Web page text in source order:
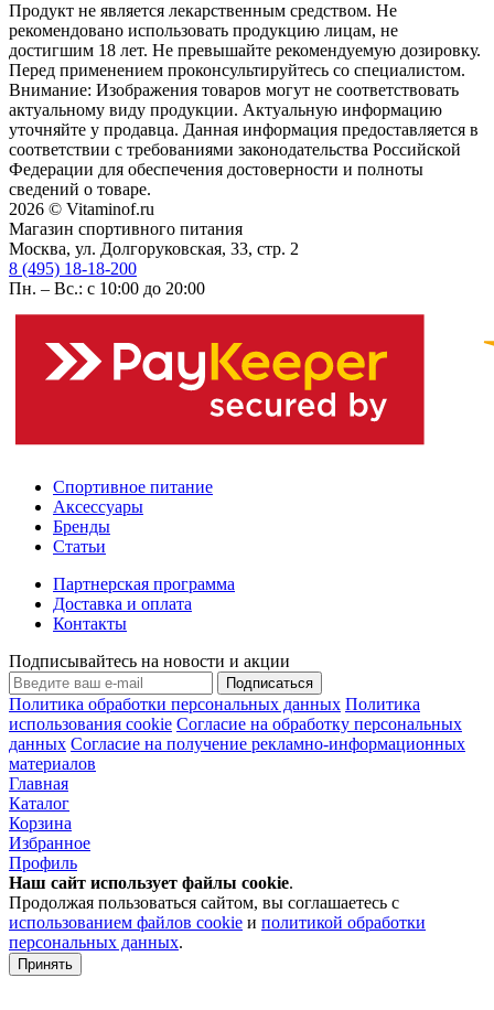
Продукт не является лекарственным средством. Не
рекомендовано использовать продукцию лицам, не
достигшим 18 лет. Не превышайте рекомендуемую дозировку.
Перед применением проконсультируйтесь со специалистом.
Внимание: Изображения товаров могут не соответствовать
актуальному виду продукции. Актуальную информацию
уточняйте у продавца. Данная информация предоставляется в
соответствии с требованиями законодательства Российской
Федерации для обеспечения достоверности и полноты
сведений о товаре.
2026 © Vitaminof.ru
Магазин спортивного питания
Москва, ул. Долгоруковская, 33, стр. 2
8 (495) 18-18-200
Пн. – Вс.: с 10:00 до 20:00
Спортивное питание
Аксессуары
Бренды
Статьи
Партнерская программа
Доставка и оплата
Контакты
Подписывайтесь на новости и акции
Подписаться
Политика обработки персональных данных Политика
использования cookie Согласие на обработку персональных
данных Согласие на получение рекламно-информационных
материалов
Главная
Каталог
Корзина
Избранное
Профиль
Наш сайт использует файлы cookie.
Продолжая пользоваться сайтом, вы соглашаетесь с
использованием файлов cookie и политикой обработки
персональных данных.
Принять